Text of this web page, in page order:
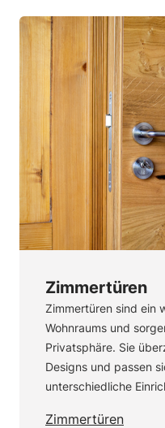
Zimmertüren
Zimmertüren sind ein
Wohnraums und
Privatsphäre. Sie
Designs und passen
unterschiedliche
Zimmertüren